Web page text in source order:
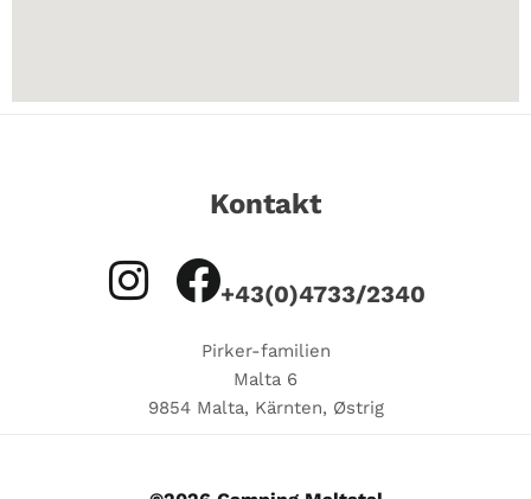
Kontakt
+43(0)4733/2340
Pirker-familien
Malta 6
9854 Malta, Kärnten, Østrig